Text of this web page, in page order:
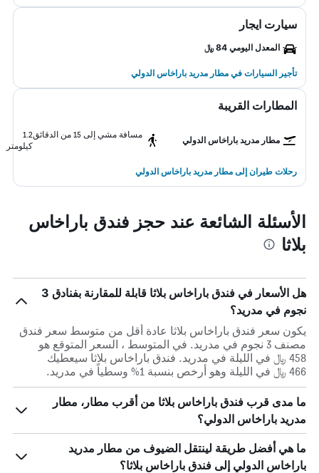
سيارت ايجار
المعدل اليومي 84 ﷼
تأجير السيارات في مطار مدريد باراخاس الدولي
المطارات القريبة
مطار مدريد باراخاس الدولي
مسافة مشي إلى 15 من الدقائق
1.2
كيلومتر
رحلات طيران إلى مطار مدريد باراخاس الدولي
الأسئلة الشائعة عند حجز فندق باراخاس
بلاثا
هل الأسعار في فندق باراخاس بلاثا قابلة للمقارنة بفنادق 3
نجوم في مدريد؟
يكون سعر فندق باراخاس بلاثا عادة أقل من متوسط ​​سعر فندق
مصنف 3 نجوم في مدريد. في المتوسط ، السعر المتوقع هو
458 ﷼ في الليلة في مدريد. فندق باراخاس بلاثا سيعطيك
466 ﷼ في الليلة وهو أرخص بنسبة 1% وسطياً في مدريد.
ما مدى قرب فندق باراخاس بلاثا من أقرب مطار، مطار
مدريد باراخاس الدولي؟
ما هي أفضل طريقة لينتقل الضيوف من مطار مدريد
باراخاس الدولي إلى فندق باراخاس بلاثا؟